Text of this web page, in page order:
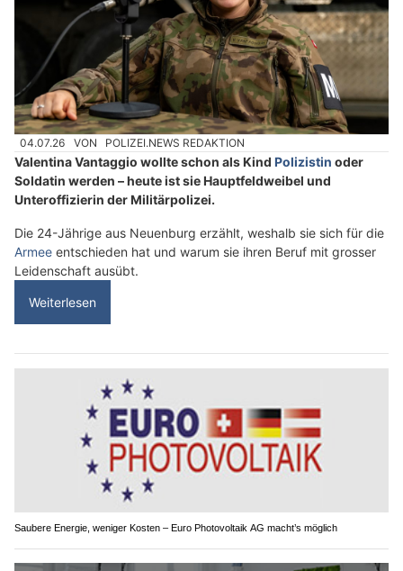
04.07.26 VON POLIZEI.NEWS REDAKTION
Valentina Vantaggio wollte schon als Kind Polizistin oder
Soldatin werden – heute ist sie Hauptfeldweibel und
Unteroffizierin der Militärpolizei.
Die 24-Jährige aus Neuenburg erzählt, weshalb sie sich für die
Armee entschieden hat und warum sie ihren Beruf mit grosser
Leidenschaft ausübt.
Weiterlesen
Saubere Energie, weniger Kosten – Euro Photovoltaik AG macht’s möglich